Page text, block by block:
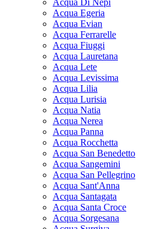
Acqua Di Nepi
Acqua Egeria
Acqua Evian
Acqua Ferrarelle
Acqua Fiuggi
Acqua Lauretana
Acqua Lete
Acqua Levissima
Acqua Lilia
Acqua Lurisia
Acqua Natia
Acqua Nerea
Acqua Panna
Acqua Rocchetta
Acqua San Benedetto
Acqua Sangemini
Acqua San Pellegrino
Acqua Sant'Anna
Acqua Santagata
Acqua Santa Croce
Acqua Sorgesana